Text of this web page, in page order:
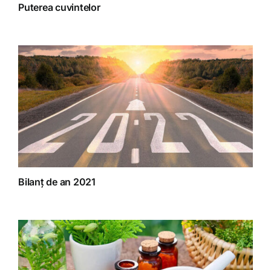
Puterea cuvintelor
Bilanț de an 2021